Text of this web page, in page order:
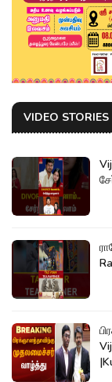
VIDEO STORIES